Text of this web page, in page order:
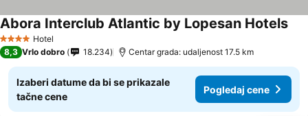
4 ZvezdiceHotel
Abora Interclub Atlantic by Lopesan Hotels
8,3 Vrlo dobro 18.234 Centar grada: udaljenost 17.5 km
Izaberi datume da bi se prikazale
tačne cene
Pogledaj cene